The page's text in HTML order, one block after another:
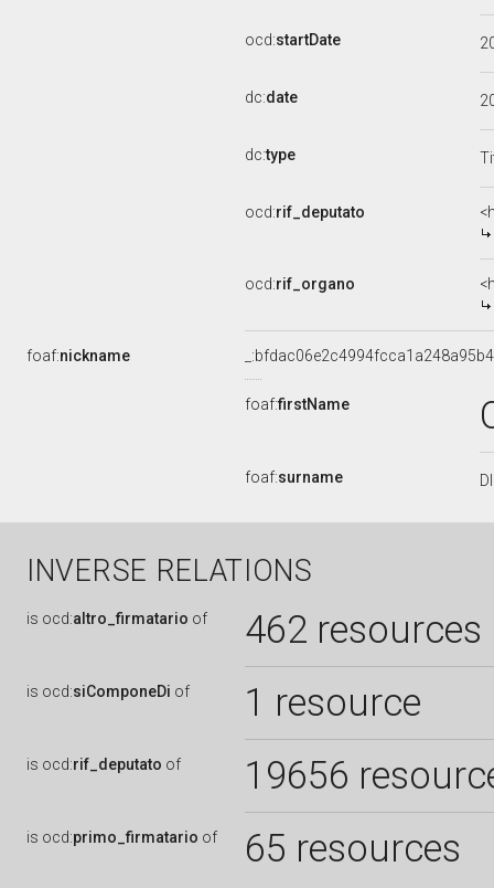
ocd:startDate
dc:date
dc:type
ocd:rif_deputato
ocd:rif_organo
foaf:nickname
foaf:firstName
foaf:surname
INVERSE RELATIONS
is ocd:altro_firmatario of 462 resources
is ocd:siComponeDi of 1 resource
is ocd:rif_deputato of 19656
is ocd:primo_firmatario of 65 resources